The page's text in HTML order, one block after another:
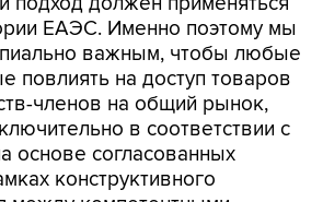
ЕАЭС. Именно поэтому мы
важным, чтобы любые
повлиять на доступ товаров
членов на общий рынок,
в соответствии с
основе согласованных
конструктивного